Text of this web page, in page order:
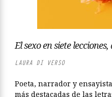
El sexo en siete
LAURA DI VERSO
Poeta, narrador y
más destacadas de las